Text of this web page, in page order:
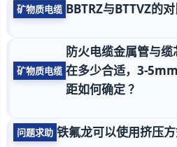
矿物质电缆 BBTRZ与BTTVZ的
矿物质电缆
防火电缆金属管与
在多少合适，3-
距如何确定 ？
问题求助 铁氟龙可以使用挤压